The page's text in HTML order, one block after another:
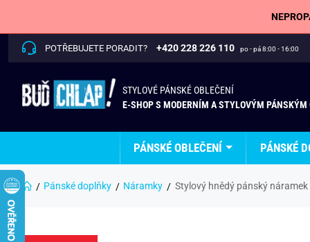
POTŘEBUJETE PORADIT? +420 228 226 110 po - pá 8:00 - 16:00
STYLOVÉ PÁNSKÉ OBLEČENÍ
E-SHOP S MODERNÍM A STYLOVÝM PÁNSKÝM
PÁNSKÉ OBLEČENÍ PÁNSKÉ
Pánské doplňky Náramky Stylový hnědý pánský náramek